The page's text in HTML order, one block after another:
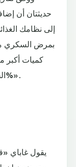
حديثتان أن
إلى نظامك
كميات أكبر
الشوفان، يمكن أن يخفض الخطر بنسبة 29%».
يقول غاباي